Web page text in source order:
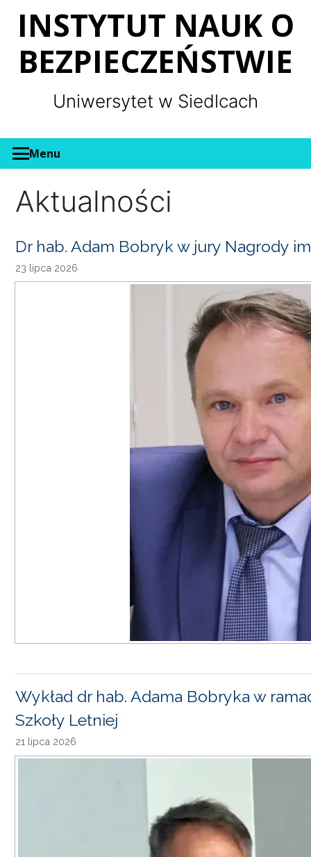
INSTYTUT NAUK O
BEZPIECZEŃSTWIE
Uniwersytet w Siedlcach
Menu
Aktualności
Dr hab. Adam Bobryk w jury Nagrody
23 lipca 2026
Wykład dr hab. Adama Bobryka w
Szkoły Letniej
21 lipca 2026